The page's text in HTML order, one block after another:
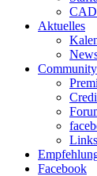
Aktuelles
Community
Links
Facebook